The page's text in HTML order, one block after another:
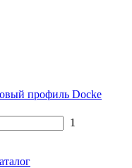
профиль Docke
1